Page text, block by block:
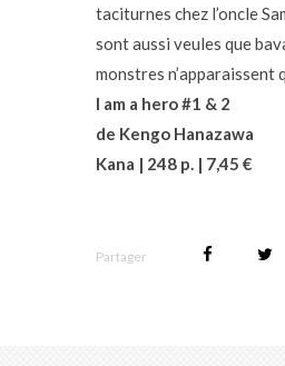
taciturnes chez l’oncle
sont aussi veules que
monstres n’apparaissent
I am a hero#1 & 2
de Kengo Hanazawa
Kana | 248 p. | 7,45 €
Partager